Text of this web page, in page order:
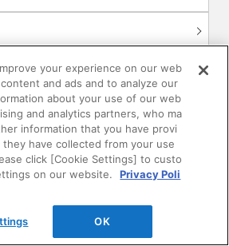
けサイト
your experience on our web
and ads and to analyze our
about your use of our web
and analytics partners, who ma
information that you have provi
have collected from your use
click [Cookie Settings] to custo
on our website.
Privacy Poli
OK